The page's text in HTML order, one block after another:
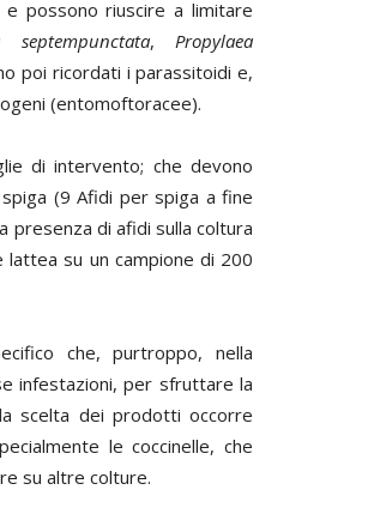
possono riuscire a limitare
septempunctata, Propylaea
poi ricordati i parassitoidi e,
(entomoftoracee).
di intervento; che devono
(9 Afidi per spiga a fine
presenza di afidi sulla coltura
lattea su un campione di 200
che, purtroppo, nella
infestazioni, per sfruttare la
scelta dei prodotti occorre
le coccinelle, che
su altre colture.